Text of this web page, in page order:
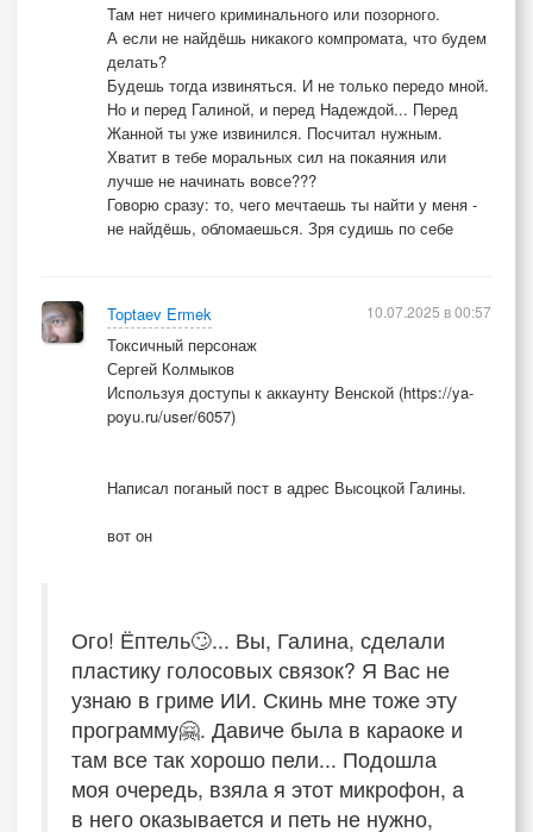
Там нет ничего криминального или позорного.
А если не найдëшь никакого компромата, что будем
делать?
Будешь тогда извиняться. И не только передо мной.
Но и перед Галиной, и перед Надеждой... Перед
Жанной ты уже извинился. Посчитал нужным.
Хватит в тебе моральных сил на покаяния или
лучше не начинать вовсе???
Говорю сразу: то, чего мечтаешь ты найти у меня -
не найдëшь, обломаешься. Зря судишь по себе
Toptaev Ermek
Токсичный персонаж
Сергей Колмыков
Используя доступы к аккаунту Венской (https://ya-
poyu.ru/user/6057)
Написал поганый пост в адрес Высоцкой Галины.
вот он
Ого! Ёптель🙄... Вы, Галина, сделали
пластику голосовых связок? Я Вас не
узнаю в гриме ИИ. Скинь мне тоже эту
программу🤗. Давиче была в караоке и
там все так хорошо пели... Подошла
моя очередь, взяла я этот микрофон, а
в него оказывается и петь не нужно,
10.07.2025 в 00:57